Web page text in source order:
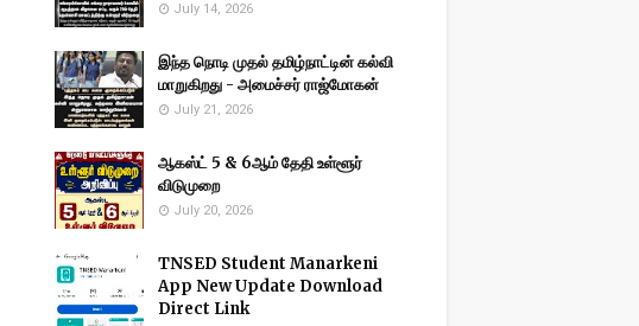
July 14, 2026
இந்த நொடி முதல் தமிழ்நாட்டின் கல்வி
மாறுகிறது - அமைச்சர் ராஜ்மோகன்
July 21, 2026
ஆகஸ்ட் 5 & 6ஆம் தேதி உள்ளூர்
விடுமுறை
July 20, 2026
TNSED Student Manarkeni
App New Update Download
Direct Link